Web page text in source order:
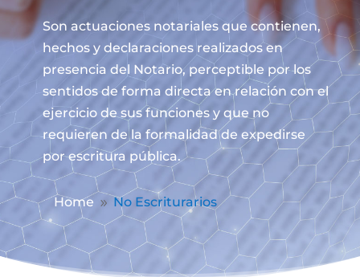
Son actuaciones notariales que contienen,
hechos y declaraciones realizados en
presencia del Notario, perceptible por los
sentidos de forma directa en relación con el
ejercicio de sus funciones y que no
requieren de la formalidad de expedirse
por escritura pública.
Home 9 No Escriturarios